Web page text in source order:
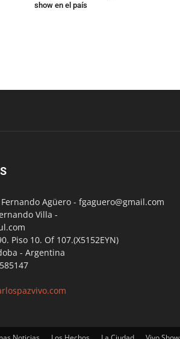
show en el país
Agüero - fgaguero@gmail.com
Villa -
Piso 10. Of 107.(X5152EYN)
- Argentina